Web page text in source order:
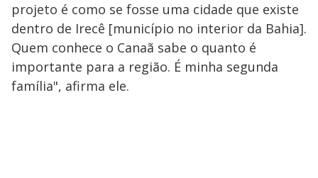
projeto é como se fosse uma cidade que existe
dentro de Irecê [município no interior da Bahia].
Quem conhece o Canaã sabe o quanto é
importante para a região. É minha segunda
família", afirma ele.